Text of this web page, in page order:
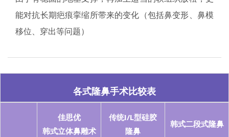
能对抗长期疤痕挛缩所带来的变化（包括鼻变形、鼻模
移位、穿出等问题）
各式隆鼻手术比较表
佳思优
韩式立体鼻雕术
传统I/L型硅胶
隆鼻
韩式二段式隆鼻